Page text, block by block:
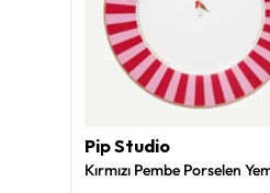
Pip Studio